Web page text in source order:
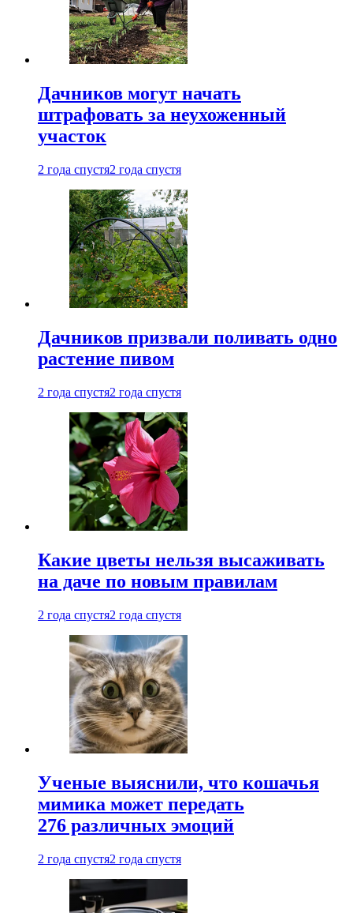
Дачников могут начать
штрафовать за неухоженный
участок
2 года спустя2 года спустя
Дачников призвали поливать одно
растение пивом
2 года спустя2 года спустя
Какие цветы нельзя высаживать
на даче по новым правилам
2 года спустя2 года спустя
Ученые выяснили, что кошачья
мимика может передать
276 различных эмоций
2 года спустя2 года спустя